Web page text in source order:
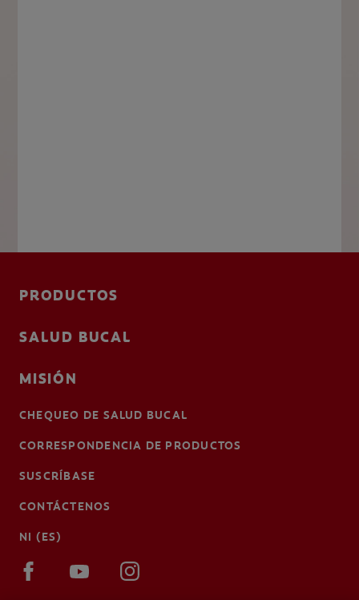
PRODUCTOS
SALUD BUCAL
MISIÓN
CHEQUEO DE SALUD BUCAL
CORRESPONDENCIA DE PRODUCTOS
SUSCRÍBASE
CONTÁCTENOS
NI (ES)